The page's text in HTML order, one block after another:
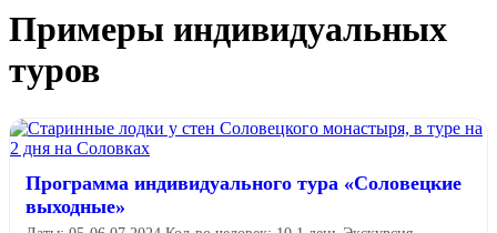
Примеры индивидуальных
туров
Программа индивидуального тура «Соловецкие
выходные»